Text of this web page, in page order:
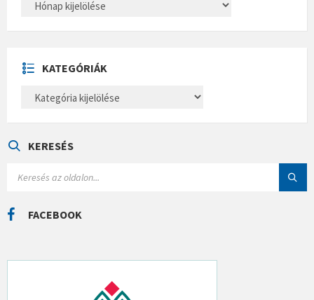
H
U
M
KATEGÓRIÁK
E
Á
KERESÉS
C
H
FACEBOOK